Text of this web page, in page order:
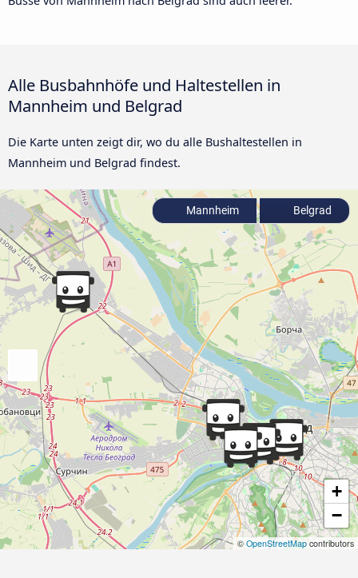
Alle Busbahnhöfe und Haltestellen in
Mannheim und Belgrad
Die Karte unten zeigt dir, wo du alle Bushaltestellen in
Mannheim und Belgrad findest.
+
−
© OpenStreetMap contributors
Mannheim Belgrad